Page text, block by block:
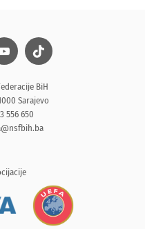
BiH
Sarajevo
556 650